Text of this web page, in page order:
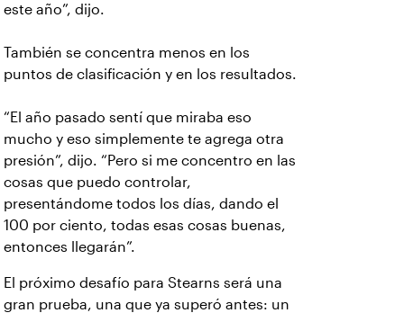
este año”, dijo.
También se concentra menos en los
puntos de clasificación y en los resultados.
“El año pasado sentí que miraba eso
mucho y eso simplemente te agrega otra
presión”, dijo. “Pero si me concentro en las
cosas que puedo controlar,
presentándome todos los días, dando el
100 por ciento, todas esas cosas buenas,
entonces llegarán”.
El próximo desafío para Stearns será una
gran prueba, una que ya superó antes: un